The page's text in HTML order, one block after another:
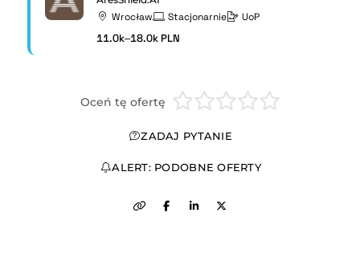
Wrocław Stacjonarnie UoP
11.0k–18.0k PLN
Oceń tę ofertę
ZADAJ PYTANIE
ALERT: PODOBNE OFERTY